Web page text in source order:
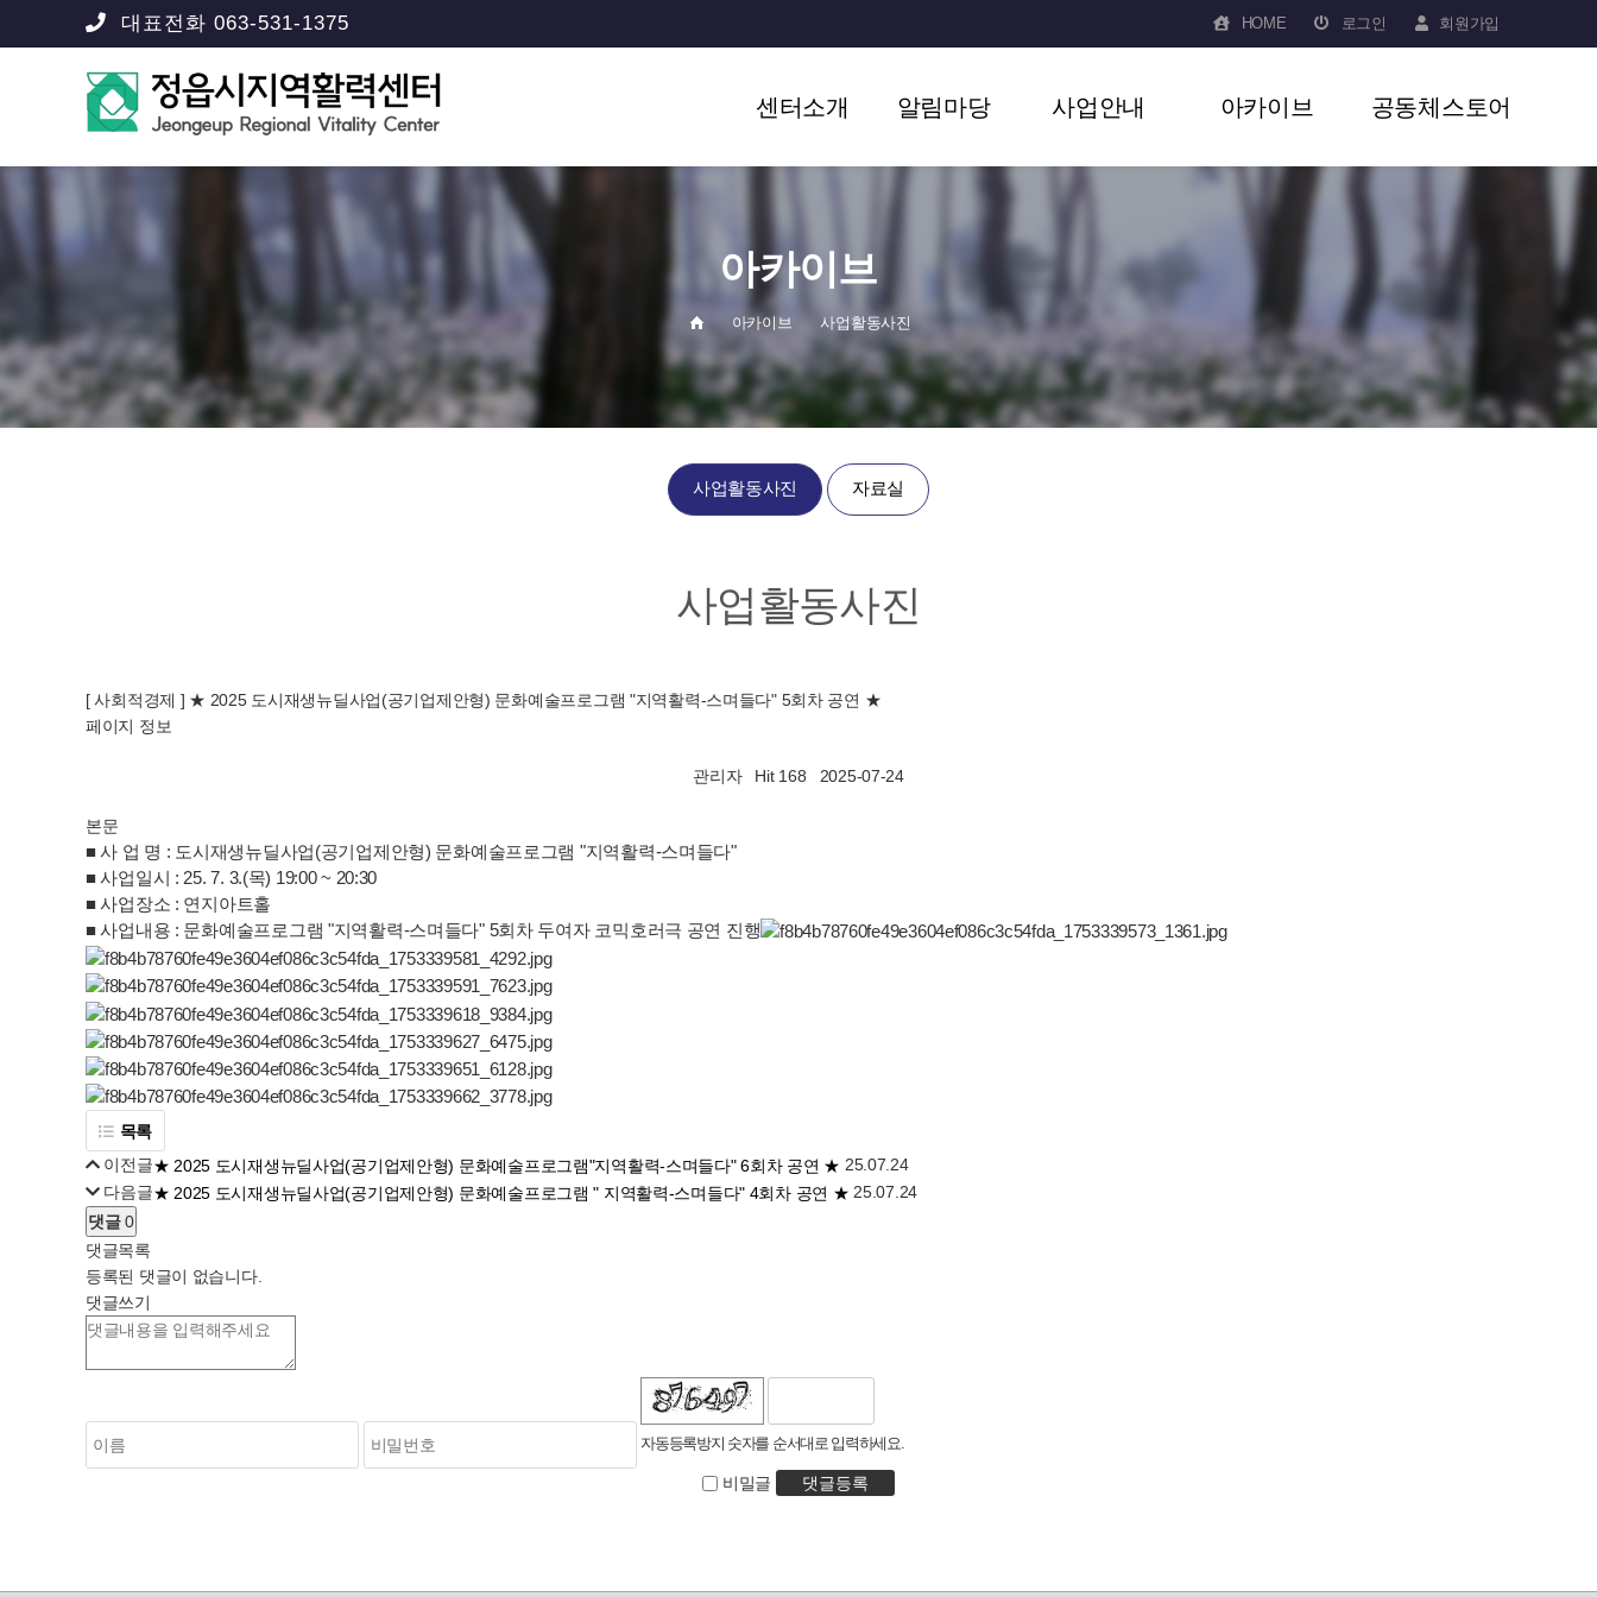
대표전화 063-531-1375 HOME 로그인 회원가입
센터소개
연혁
조직도
오시는길
알림마당 사업안내
생생마을관리소
아카이브 공동체스토어
사업활동사진 자료실
아카이브 사업활동사진
아카이브
사업활동사진
[ 사회적경제 ] ★ 2025 도시재생뉴딜사업(공기업제안형) 문화예술프로그램 "지역활력-스며들다" 5회차 공연 ★
페이지 정보
관리자 Hit 168 2025-07-24
본문
■ 사 업 명 : 도시재생뉴딜사업(공기업제안형) 문화예술프로그램 "지역활력-스며들다"
■ 사업일시 : 25. 7. 3.(목) 19:00 ~ 20:30
■ 사업장소 : 연지아트홀
■ 사업내용 : 문화예술프로그램 "지역활력-스며들다" 5회차 두여자 코믹호러극 공연 진행
목록
이전글★ 2025 도시재생뉴딜사업(공기업제안형) 문화예술프로그램"지역활력-스며들다" 6회차 공연 ★ 25.07.24
다음글★ 2025 도시재생뉴딜사업(공기업제안형) 문화예술프로그램 " 지역활력-스며들다" 4회차 공연 ★ 25.07.24
댓글0
댓글목록
등록된 댓글이 없습니다.
댓글쓰기
자동등록방지 숫자를 순서대로 입력하세요.
비밀글 댓글등록